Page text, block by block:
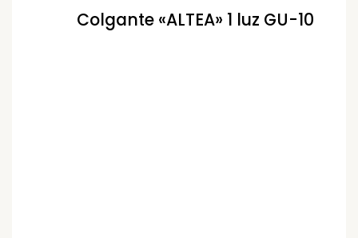
Colgante «ALTEA» 1 luz GU-10